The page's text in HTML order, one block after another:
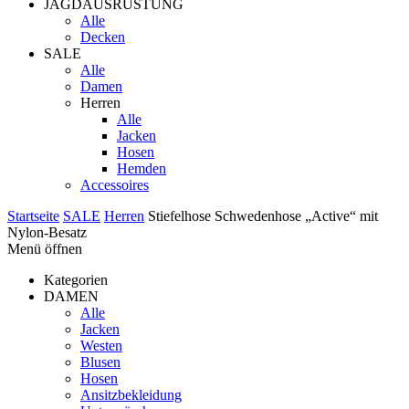
JAGDAUSRÜSTUNG
Alle
Decken
SALE
Alle
Damen
Herren
Alle
Jacken
Hosen
Hemden
Accessoires
Startseite SALE Herren Stiefelhose Schwedenhose „Active“ mit
Nylon-Besatz
Menü öffnen
Kategorien
DAMEN
Alle
Jacken
Westen
Blusen
Hosen
Ansitzbekleidung